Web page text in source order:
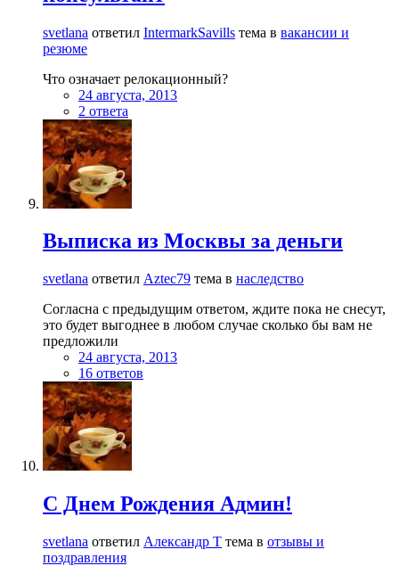
svetlana ответил IntermarkSavills тема в вакансии и
резюме
Что означает релокационный?
24 августа, 2013
2 ответа
Выписка из Москвы за деньги
svetlana ответил Aztec79 тема в наследство
Согласна с предыдущим ответом, ждите пока не снесут,
это будет выгоднее в любом случае сколько бы вам не
предложили
24 августа, 2013
16 ответов
С Днем Рождения Админ!
svetlana ответил Александр Т тема в отзывы и
поздравления